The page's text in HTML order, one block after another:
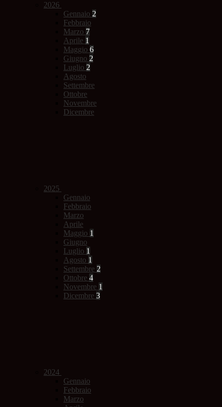
2026
Gennaio 2
Febbraio
Marzo 7
Aprile 1
Maggio 6
Giugno 2
Luglio 2
Agosto
Settembre
Ottobre
Novembre
Dicembre
2025
Gennaio
Febbraio
Marzo
Aprile
Maggio 1
Giugno
Luglio 1
Agosto 1
Settembre 2
Ottobre 4
Novembre 1
Dicembre 3
2024
Gennaio
Febbraio
Marzo